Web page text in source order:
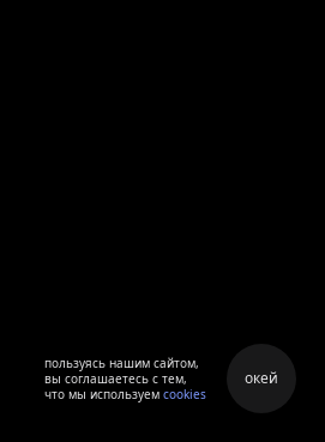
пользуясь нашим сайтом,
вы соглашаетесь с тем,
что мы используем cookies
окей